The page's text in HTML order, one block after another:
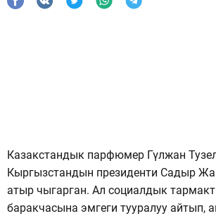
Казакстандык парфюмер Гүлжан
Кыргызстандын президенти Садыр
атыр чыгарган. Ал социалдык
баракчасына эмгеги тууралуу айтып,